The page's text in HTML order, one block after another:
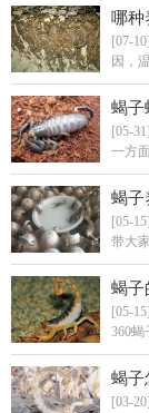
哪种
[07-
因，
蝎子
[05-
一方
蝎子
[05-
带大家
蝎子
少？
[05-
360蝎
蝎子
[03-